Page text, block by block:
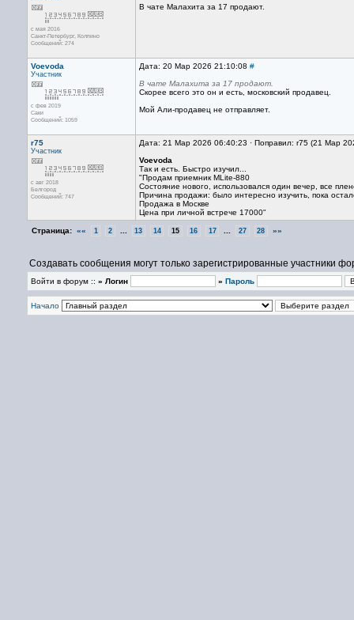
с мая 2016
Санкт-Петербург, Колпино
Сообщений: 274
В чате Малахита за 17 продают.
Voevoda
Участник
с фев 2019
Саки
Сообщений: 1059
Дата: 20 Мар 2026 21:10:08 #
В чате Малахита за 17 продают.
Скорее всего это он и есть, московский продавец.
Мой Али-продавец не отправляет.
r75
Участник
с авг 2018
Белгород
Сообщений: 747
Дата: 21 Мар 2026 06:40:23 · Поправил: r75 (21 Мар
Voevoda
Так и есть. Быстро изучил...
"Продам приемник MLite-880
Состояние нового, использовался один вечер, все
Причина продажи: было интересно изучить, пока
Продажа в Москве
Цена при личной встрече 17000"
Страница: «« 1 2 13 14 15 16 17 27 28 »»
Создавать сообщения могут только зарегистрированные участники
Войти в форум :: » Логин » Пароль
Начало